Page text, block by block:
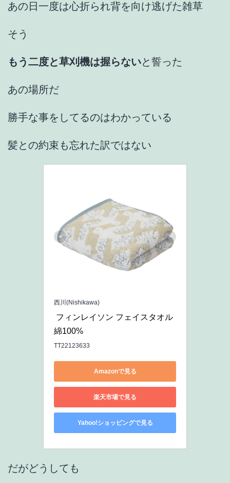
あの日一度は心折られ背を向け逃げた雑草
そう
もう二度と草刈機は握らないと誓った
あの場所だ
勝手な事をしてるのはわかっている
髪との約束も忘れた訳ではない
西川(Nishikawa)
綿100%
TT22123633
Amazonで見る
楽天市場で見る
Yahoo!ショッピングで見る
だがどうしても